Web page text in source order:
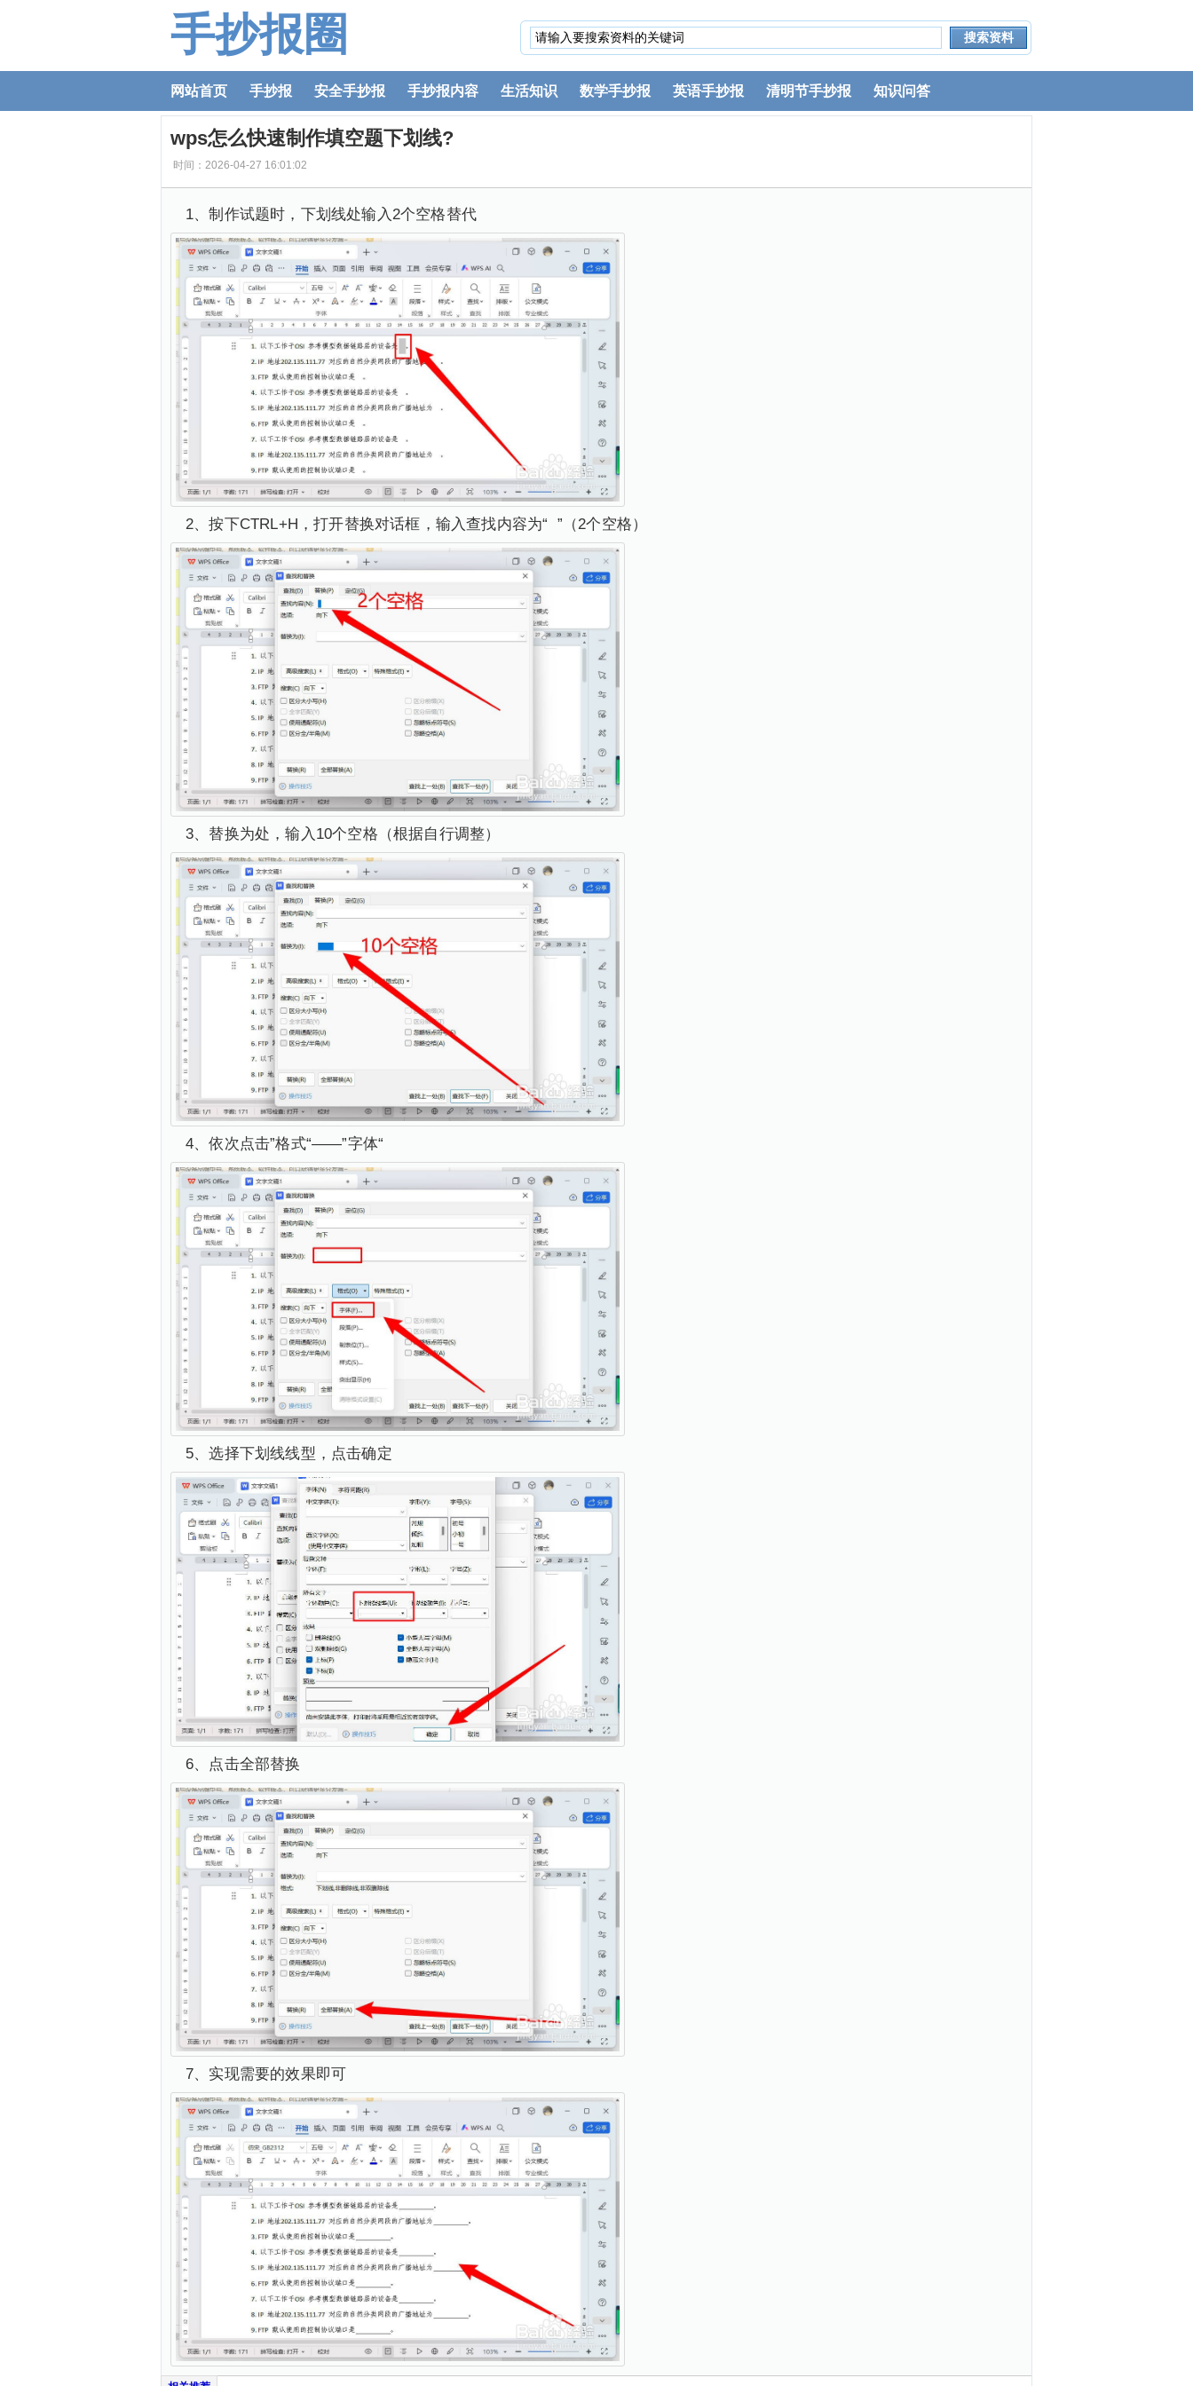
手抄报圈
网站首页 手抄报 安全手抄报 手抄报内容 生活知识 数学手抄报 英语手抄报 清明节手抄报 知识问答
wps怎么快速制作填空题下划线?
时间：2026-04-27 16:01:02
1、制作试题时，下划线处输入2个空格替代
2、按下CTRL+H，打开替换对话框，输入查找内容为“ ”（2个空格）
3、替换为处，输入10个空格（根据自行调整）
4、依次点击”格式“——”字体“
5、选择下划线线型，点击确定
6、点击全部替换
7、实现需要的效果即可